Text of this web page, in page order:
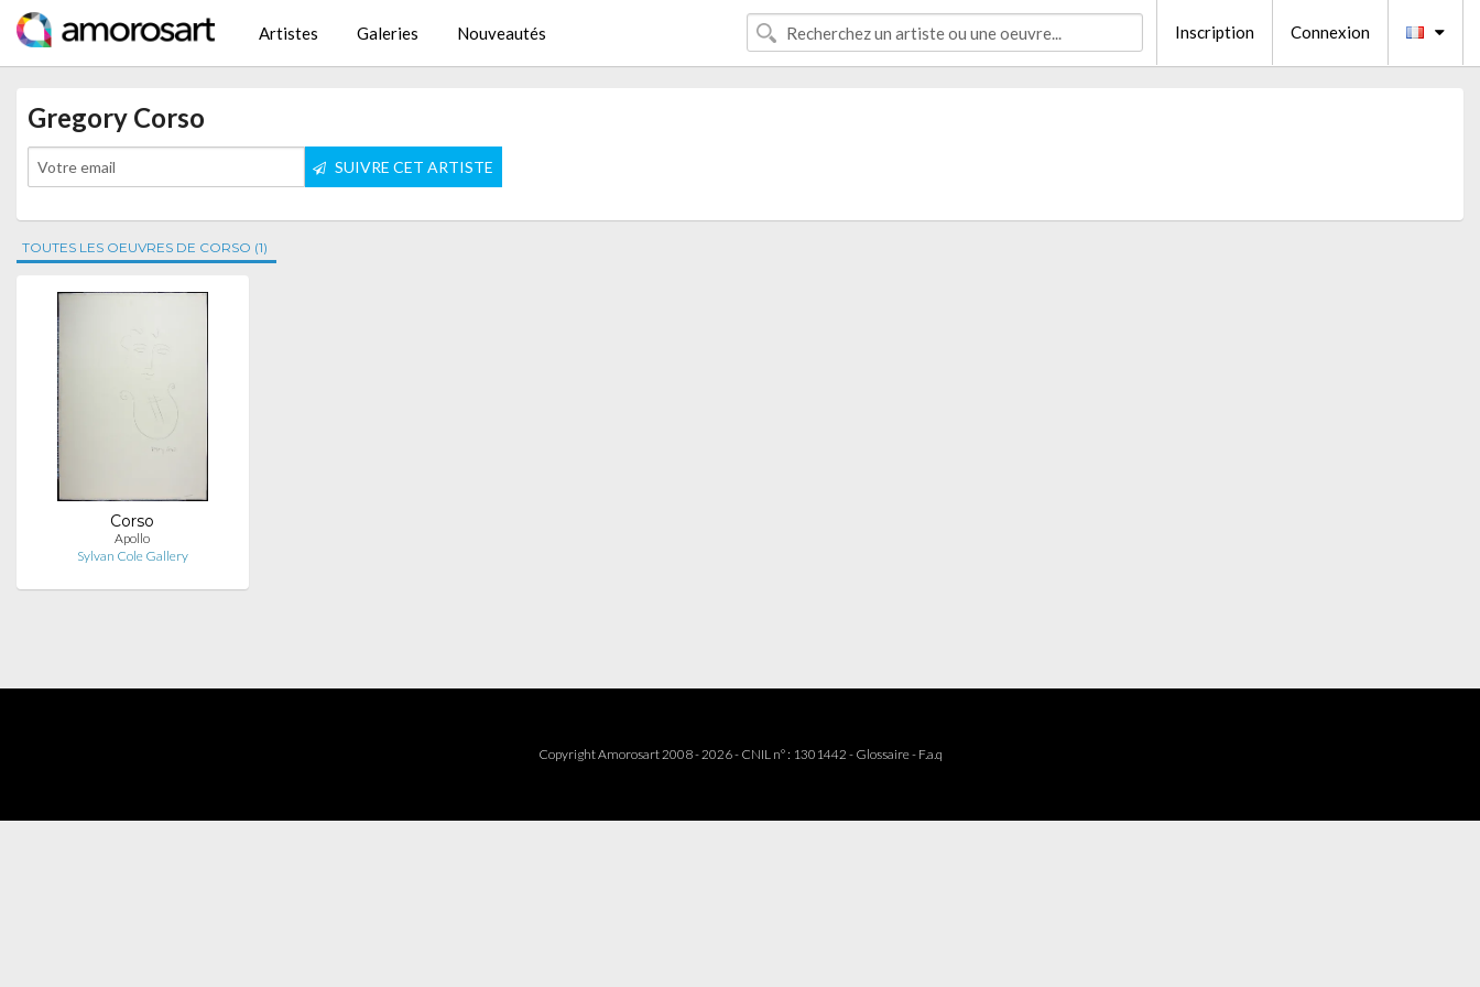
Artistes Galeries Nouveautés Inscription Connexion
Gregory Corso
SUIVRE CET ARTISTE
TOUTES LES OEUVRES DE CORSO (1)
Corso
Apollo
Sylvan Cole Gallery
Copyright Amorosart 2008 - 2026 - CNIL n° : 1301442 - Glossaire- F.a.q